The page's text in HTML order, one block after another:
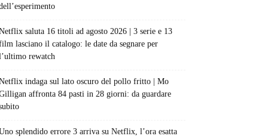
saluta 16 titoli ad agosto 2026 | 3 serie e 13
lasciano il catalogo: le date da segnare per
rewatch
indaga sul lato oscuro del pollo fritto | Mo
affronta 84 pasti in 28 giorni: da guardare
splendido errore 3 arriva su Netflix, l’ora esatta